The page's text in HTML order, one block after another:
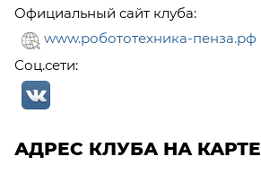
Официальный сайт клуба:
www.робототехника-пенза.рф
Соц.сети:
АДРЕС КЛУБА НА КАРТЕ